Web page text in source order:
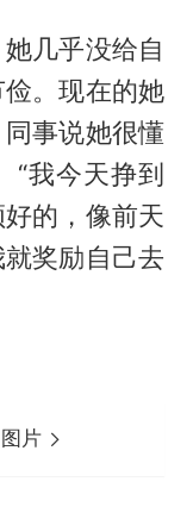
几乎没给自
。现在的她
事说她很懂
我今天挣到
的，像前天
奖励自己去
片